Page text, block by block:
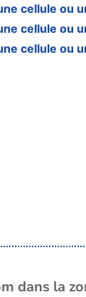
cellule ou
cellule ou
cellule ou
dans la